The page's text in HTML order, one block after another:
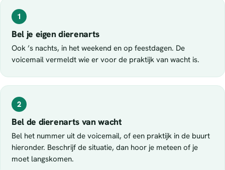
1
Bel je eigen dierenarts
Ook ’s nachts, in het weekend en op feestdagen. De
voicemail vermeldt wie er voor de praktijk van wacht is.
2
Bel de dierenarts van wacht
Bel het nummer uit de voicemail, of een praktijk in de buurt
hieronder. Beschrijf de situatie, dan hoor je meteen of je
moet langskomen.